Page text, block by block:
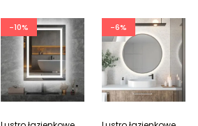
-10% -6%